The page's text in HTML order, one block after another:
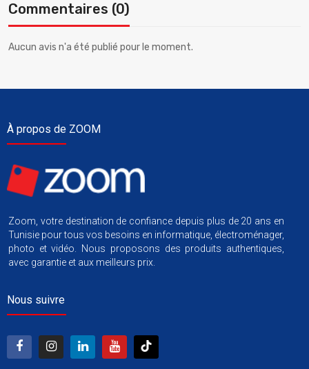
Commentaires (0)
Aucun avis n'a été publié pour le moment.
À propos de ZOOM
Zoom, votre destination de confiance depuis plus de 20 ans en
Tunisie pour tous vos besoins en informatique, électroménager,
photo et vidéo. Nous proposons des produits authentiques,
avec garantie et aux meilleurs prix.
Nous suivre